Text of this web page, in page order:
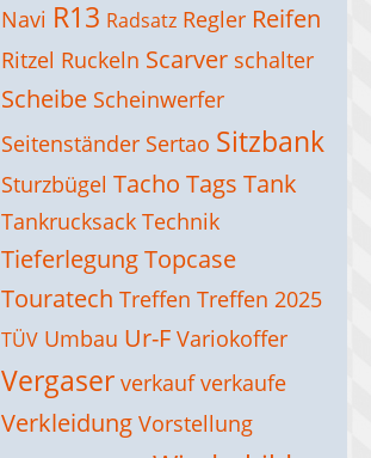
Navi R13 Radsatz Regler Reifen
Ritzel Ruckeln Scarver schalter
Scheibe Scheinwerfer
Seitenständer Sertao Sitzbank
Sturzbügel Tacho Tags Tank
Tankrucksack Technik
TieferlegungTopcase
Touratech Treffen Treffen 2025
TÜV Umbau Ur-F Variokoffer
Vergaser verkauf verkaufe
Verkleidung Vorstellung